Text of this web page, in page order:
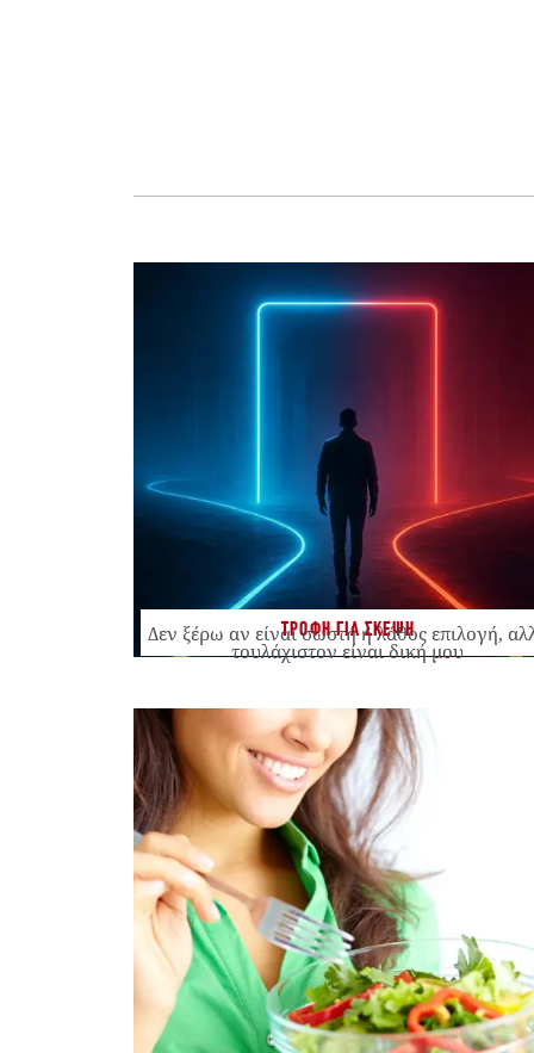
ΤΡΟΦΗ ΓΙΑ ΣΚΕΨΗ
Δεν ξέρω αν είναι σωστή ή λάθος επιλογή,
τουλάχιστον είναι δική μου